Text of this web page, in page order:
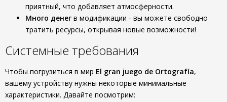
приятный, что добавляет атмосферности.
Много денег в модификации - вы можете свободно
тратить ресурсы, открывая новые возможности!
Системные требования
Чтобы погрузиться в мир El gran juego de Ortografía,
вашему устройству нужны некоторые минимальные
характеристики. Давайте посмотрим: